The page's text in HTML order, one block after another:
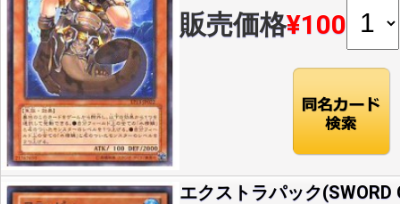
販売価格¥100
エクストラパック(SWORD